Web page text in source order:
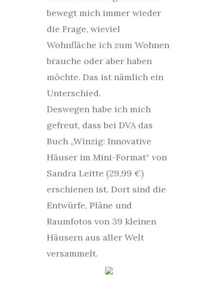
bewegt mich immer wieder
die Frage, wieviel
Wohnfläche ich zum Wohnen
brauche oder aber haben
möchte. Das ist nämlich ein
Unterschied.
Deswegen habe ich mich
gefreut, dass bei DVA das
Buch „Winzig: Innovative
Häuser im Mini-Format“ von
Sandra Leitte (29,99 €)
erschienen ist. Dort sind die
Entwürfe, Pläne und
Raumfotos von 39 kleinen
Häusern aus aller Welt
versammelt.